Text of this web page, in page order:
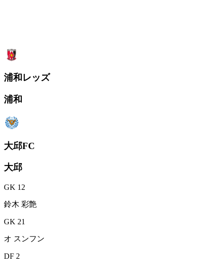
浦和レッズ
浦和
大邱FC
大邱
GK 12
鈴木 彩艶
GK 21
オ スンフン
DF 2